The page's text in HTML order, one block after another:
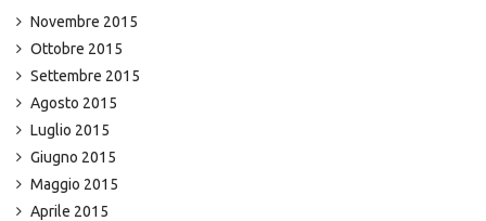
Novembre 2015
Ottobre 2015
Settembre 2015
Agosto 2015
Luglio 2015
Giugno 2015
Maggio 2015
Aprile 2015